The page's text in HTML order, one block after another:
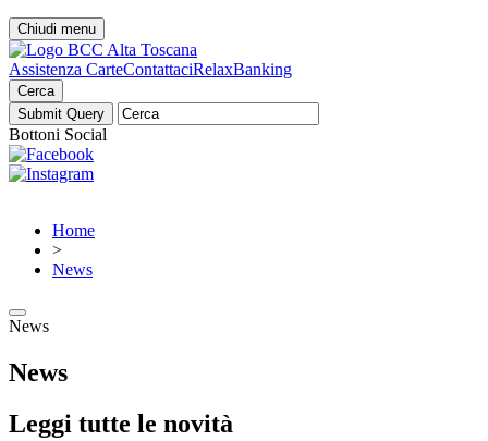
Chiudi menu
Assistenza CarteContattaciRelaxBanking
Cerca
Bottoni Social
Home
>
News
News
News
Leggi tutte le novità